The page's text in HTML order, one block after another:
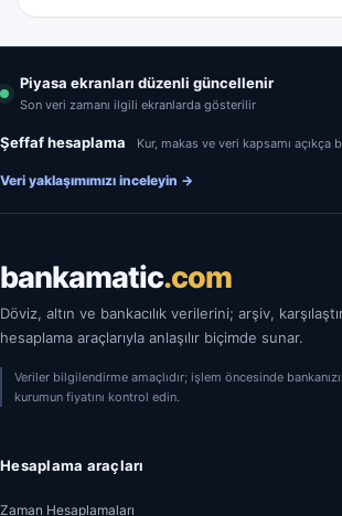
Piyasa ekranları düzenli güncellenir
Son veri zamanı ilgili ekranlarda gösterilir
Şeffaf hesaplama Kur, makas ve veri kapsamı açıkça
Veri yaklaşımımızı inceleyin →
bankamatic.com
Döviz, altın ve bankacılık verilerini; arşiv,
hesaplama araçlarıyla anlaşılır biçimde sunar.
Veriler bilgilendirme amaçlıdır; işlem öncesinde
kurumun fiyatını kontrol edin.
Hesaplama araçları
Zaman Hesaplamaları